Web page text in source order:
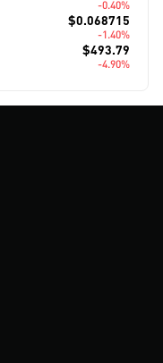
-0.40%
$0.068715
-1.40%
$493.79
-4.90%